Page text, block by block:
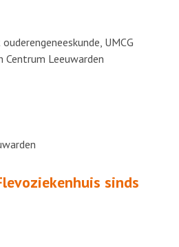
UMCG
Centrum Leeuwarden
sinds